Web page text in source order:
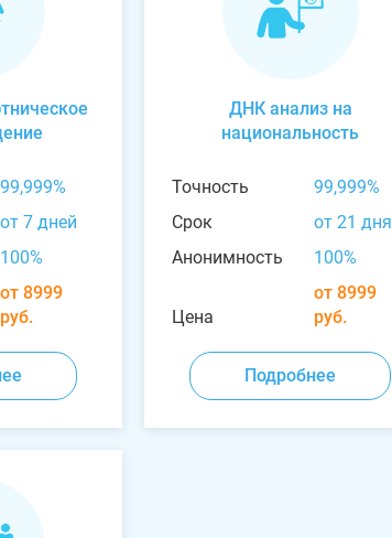
99,999%
от 7 дней
100%
от 8999
руб.
ДНК анализ на
национальность
Точность
99,999%
Срок
от 21 дня
Анонимность
100%
Цена
от 8999
руб.
Подробнее